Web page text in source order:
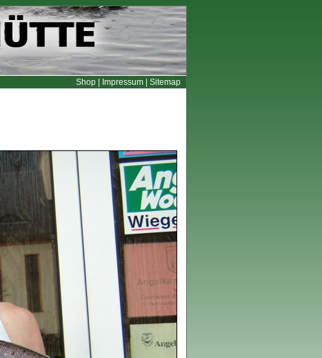
Shop Impressum Sitemap